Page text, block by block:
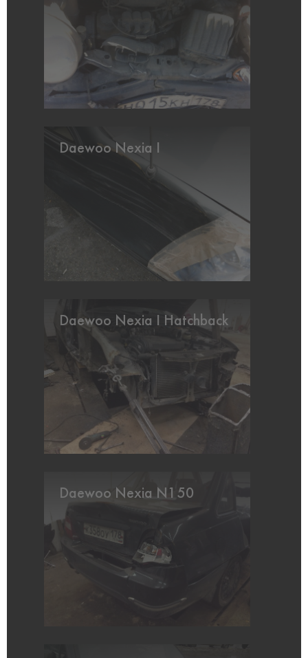
Daewoo Nexia I
Daewoo Nexia I Hatchback
Daewoo Nexia N150